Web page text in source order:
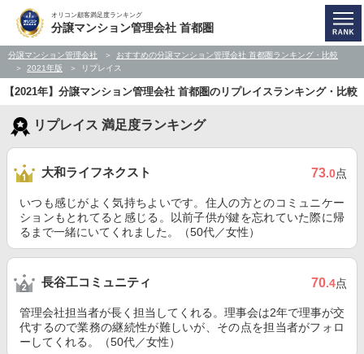
オリコン顧客満足度ランキング
分譲マンション管理会社 首都圏
分譲マンション管理会社
おすすめの分譲マンション管理会社 首都圏ランキング・比較
2021年版
リプレイス
【2021年】分譲マンション管理会社 首都圏のリプレイスランキング・比較
リプレイス 満足度ランキング
大和ライフネクスト 73.0点
いつも感じがよく気持ちよいです。住人の方とのコミュニケー
ションもとれてると感じる。以前子供が鍵を忘れていた際に帰
るまで一緒にいてくれました。（50代／女性）
長谷工コミュニティ 70.4点
管理会社担当者が長く担当してくれる。理事会は2年で理事が交
代するので業務の継続性が難しいが、その点を担当者がフォロ
ーしてくれる。（50代／女性）